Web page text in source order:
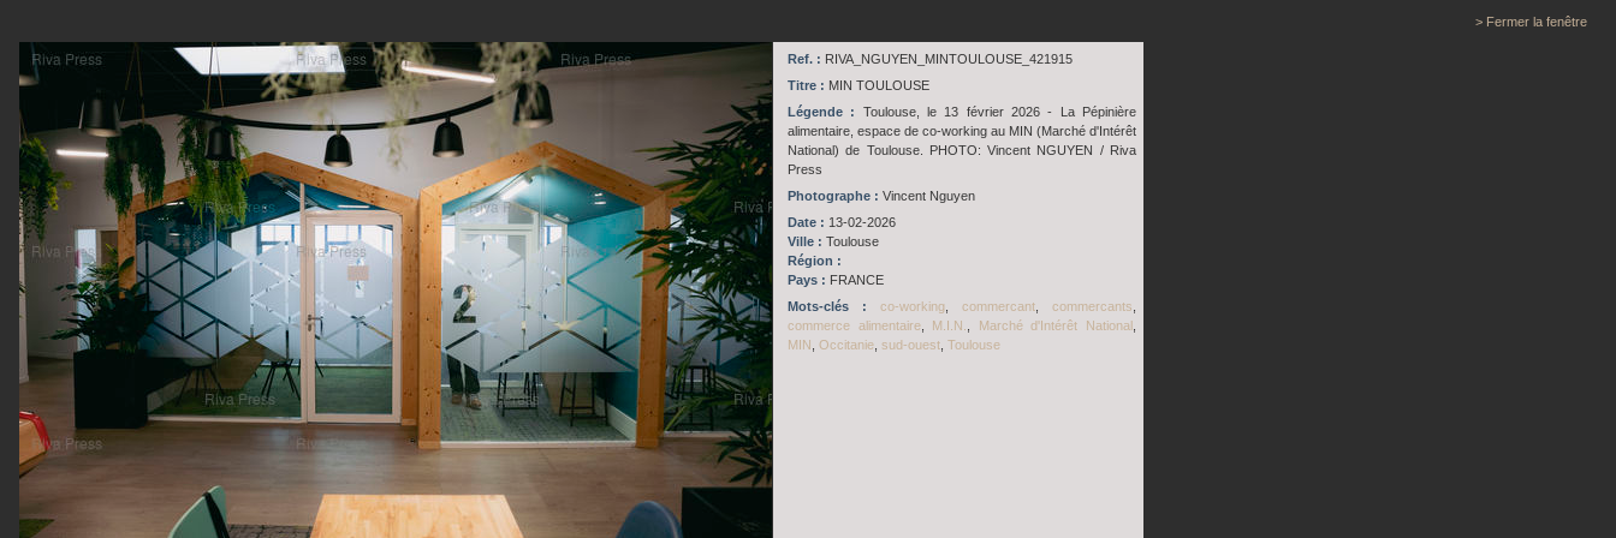
> Fermer la fenêtre
Ref. : RIVA_NGUYEN_MINTOULOUSE_421915
Titre : MIN TOULOUSE
Légende :
Toulouse, le 13 février 2026 - La Pépinière
alimentaire, espace de co-working au MIN (Marché d'Intérêt
National) de Toulouse. PHOTO: Vincent NGUYEN / Riva
Press
Photographe : Vincent Nguyen
Date : 13-02-2026
Ville : Toulouse
Région :
Pays : FRANCE
Mots-clés :
co-working commercant commercants
commerce alimentaire, M.I.N. Marché d'Intérêt National
MIN Occitanie sud-ouest Toulouse